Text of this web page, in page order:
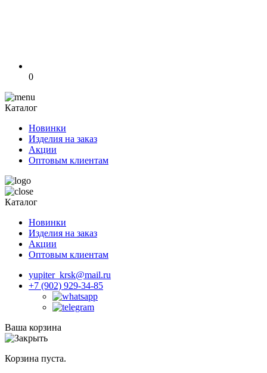
0
Каталог
Новинки
Изделия на заказ
Акции
Оптовым клиентам
Каталог
Новинки
Изделия на заказ
Акции
Оптовым клиентам
yupiter_krsk@mail.ru
+7 (902) 929-34-85
Ваша корзина
Корзина пуста.